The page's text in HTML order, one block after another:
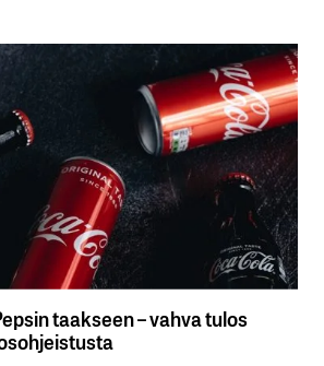
taakseen – vahva tulos